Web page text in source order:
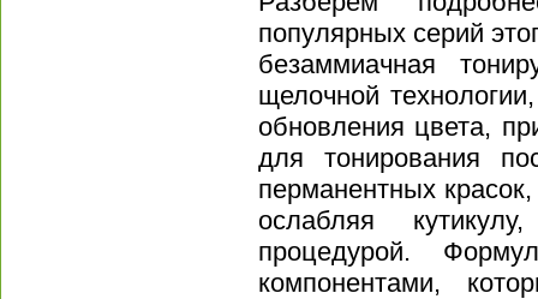
популярных серий
безаммиачная
щелочной
обновления цвета,
для тонирования
перманентных
ослабляя
процедурой.
компонентами,